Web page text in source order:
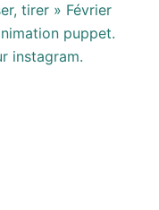
tirer » Février
puppet.
instagram.